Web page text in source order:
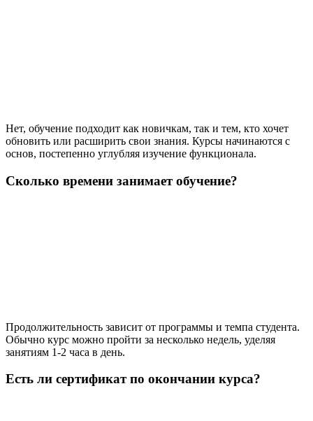
Нет, обучение подходит как новичкам, так и тем, кто хочет
обновить или расширить свои знания. Курсы начинаются с
основ, постепенно углубляя изучение функционала.
Сколько времени занимает обучение?
Продолжительность зависит от программы и темпа студента.
Обычно курс можно пройти за несколько недель, уделяя
занятиям 1-2 часа в день.
Есть ли сертификат по окончании курса?